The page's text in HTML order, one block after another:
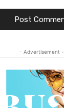
- Advertisement -